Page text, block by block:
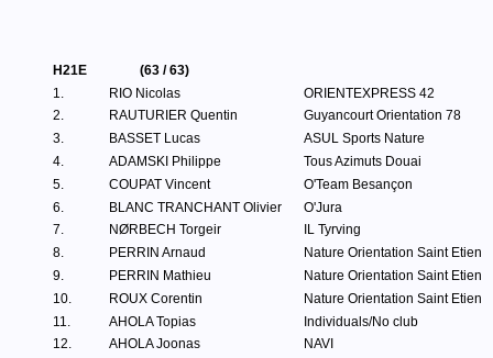
H21E
(63 / 63)
1.
RIO Nicolas
ORIENTEXPRESS 42
2.
RAUTURIER Quentin
Guyancourt Orientation 78
3.
BASSET Lucas
ASUL Sports Nature
4.
ADAMSKI Philippe
Tous Azimuts Douai
5.
COUPAT Vincent
O'Team Besançon
6.
BLANC TRANCHANT Olivier
O'Jura
7.
NØRBECH Torgeir
IL Tyrving
8.
PERRIN Arnaud
Nature Orientation Saint Etien
9.
PERRIN Mathieu
Nature Orientation Saint Etien
10.
ROUX Corentin
Nature Orientation Saint Etien
11.
AHOLA Topias
Individuals/No club
12.
AHOLA Joonas
NAVI